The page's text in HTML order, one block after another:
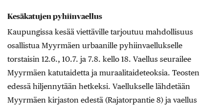
Kesäkatujen pyhiinvaellus
Kaupungissa kesää viettäville tarjoutuu mahdollisuus
osallistua Myyrmäen urbaanille pyhiinvaellukselle
torstaisin 12.6., 10.7. ja 7.8. kello 18. Vaellus seurailee
Myyrmäen katutaidetta ja muraali­taideteoksia. Teosten
edessä hiljennytään hetkeksi. Vaellukselle lähdetään
Myyrmäen kirjaston edestä (Rajatorpantie 8) ja vaellus